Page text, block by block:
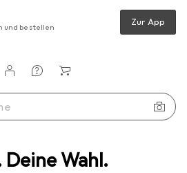
Wahl.
und bestellen Zur App
Sofa + Bettsofa